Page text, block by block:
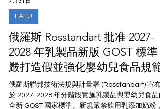
7月31日
EAEU
俄羅斯 Rosstandart 批准 2027-
2028 年乳製品新版 GOST 標準
嚴打造假並強化嬰幼兒食品規範
俄羅斯聯邦技術法規與計量署 (Rosstandart) 宣布